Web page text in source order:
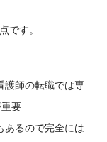
です。
護師の転職では専
要
あるので完全には